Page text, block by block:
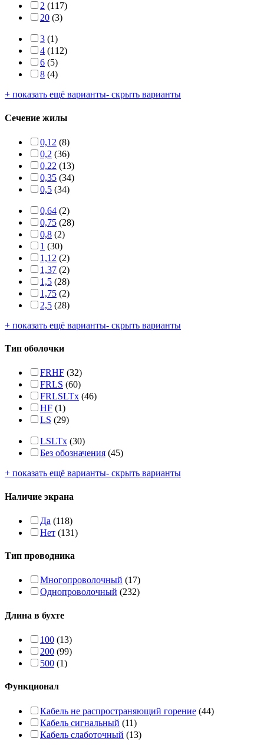
2 (117)
20 (3)
3 (1)
4 (112)
6 (5)
8 (4)
+ показать ещё варианты- скрыть варианты
Сечение жилы
0,12 (8)
0,2 (36)
0,22 (13)
0,35 (34)
0,5 (34)
0,64 (2)
0,75 (28)
0,8 (2)
1 (30)
1,12 (2)
1,37 (2)
1,5 (28)
1,75 (2)
2,5 (28)
+ показать ещё варианты- скрыть варианты
Тип оболочки
FRHF (32)
FRLS (60)
FRLSLTx (46)
HF (1)
LS (29)
LSLTx (30)
Без обозначения (45)
+ показать ещё варианты- скрыть варианты
Наличие экрана
Да (118)
Нет (131)
Тип проводника
Многопроволочный (17)
Однопроволочный (232)
Длина в бухте
100 (13)
200 (99)
500 (1)
Функционал
Кабель не распространяющий горение (44)
Кабель сигнальный (11)
Кабель слаботочный (13)